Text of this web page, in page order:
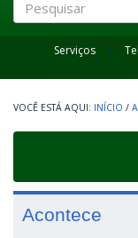
Serviços
INÍCIO /
Acontece